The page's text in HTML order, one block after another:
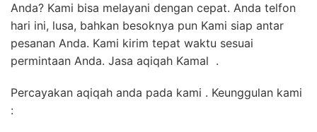
Anda? Kami bisa melayani dengan cepat. Anda telfon
hari ini, lusa, bahkan besoknya pun Kami siap antar
pesanan Anda. Kami kirim tepat waktu sesuai
permintaan Anda. Jasa aqiqah Kamal .
Percayakan aqiqah anda pada kami . Keunggulan kami
: